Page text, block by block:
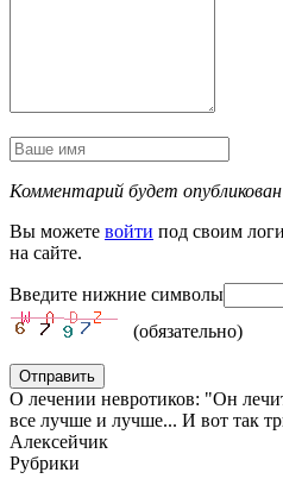
Комментарий будет опубликован
Вы можете войти под своим
на сайте.
Введите нижние символы
(обязательно)
Отправить
О лечении невротиков: "Он
все лучше и лучше... И вот так
Алексейчик
Рубрики